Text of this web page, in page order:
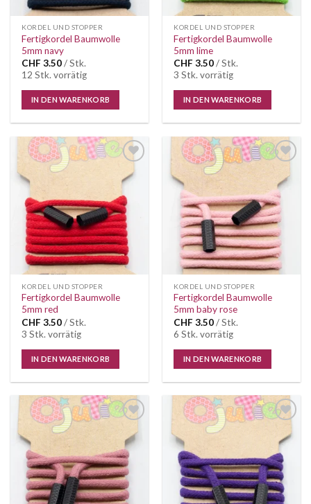
KORDEL UND STOPPER
Fertigkordel Baumwolle
5mm navy
CHF 3.50/ Stk.
12 Stk. vorrätig
IN DEN WARENKORB
KORDEL UND STOPPER
Fertigkordel Baumwolle
5mm lime
CHF 3.50/ Stk.
3 Stk. vorrätig
IN DEN WARENKORB
Wunschliste
KORDEL UND STOPPER
Fertigkordel Baumwolle
5mm red
CHF 3.50/ Stk.
3 Stk. vorrätig
IN DEN WARENKORB
Wunschliste
KORDEL UND STOPPER
Fertigkordel Baumwolle
5mm baby rose
CHF 3.50/ Stk.
6 Stk. vorrätig
IN DEN WARENKORB
Wunschliste
Wunschliste